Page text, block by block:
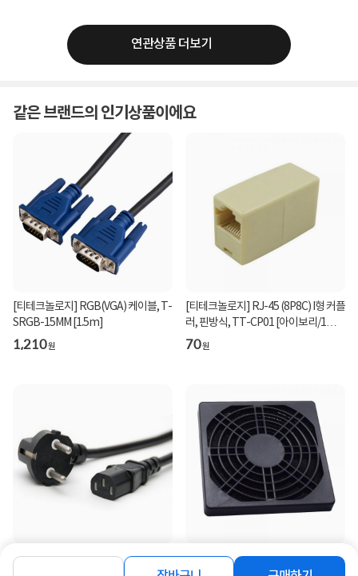
연관상품 더보기
같은 브랜드의 인기상품이에요
[티테크놀로지] RGB(VGA) 케이블, T-
SRGB-15MM [1.5m]
1,210원
[티테크놀로지] RJ-45 (8P8C) I형 커플
러, 핀방식, TT-CP01 [아이보리/1개]
[벌크]
70원
[티테크놀로지] 국산 ㅡ자형 전원 파워
[티테크놀로지] 80mm 스펀지 먼지